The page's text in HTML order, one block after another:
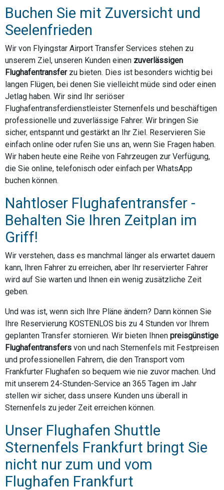
Buchen Sie mit Zuversicht und
Seelenfrieden
Wir von Flyingstar Airport Transfer Services stehen zu
unserem Ziel, unseren Kunden einen zuverlässigen
Flughafentransferzu bieten. Dies ist besonders wichtig bei
langen Flügen, bei denen Sie vielleicht müde sind oder einen
Jetlag haben. Wir sind Ihr seriöser
Flughafentransferdienstleister Sternenfels und beschäftigen
professionelle und zuverlässige Fahrer. Wir bringen Sie
sicher, entspannt und gestärkt an Ihr Ziel. Reservieren Sie
einfach online oder rufen Sie uns an, wenn Sie Fragen haben.
Wir haben heute eine Reihe von Fahrzeugen zur Verfügung,
die Sie online, telefonisch oder einfach per WhatsApp
buchen können.
Nahtloser Flughafentransfer -
Behalten Sie Ihren Zeitplan im
Griff!
Wir verstehen, dass es manchmal länger als erwartet dauern
kann, Ihren Fahrer zu erreichen, aber Ihr reservierter Fahrer
wird auf Sie warten und Ihnen ein wenig zusätzliche Zeit
geben.
Und was ist, wenn sich Ihre Pläne ändern? Dann können Sie
Ihre Reservierung KOSTENLOS bis zu 4 Stunden vor Ihrem
geplanten Transfer stornieren. Wir bieten Ihnen preisgünstige
Flughafentransfers von und nach Sternenfels mit Festpreisen
und professionellen Fahrern, die den Transport vom
Frankfurter Flughafen so bequem wie nie zuvor machen. Und
mit unserem 24-Stunden-Service an 365 Tagen im Jahr
stellen wir sicher, dass unsere Kunden uns überall in
Sternenfels zu jeder Zeit erreichen können.
Unser Flughafen Shuttle
Sternenfels Frankfurt bringt Sie
nicht nur zum und vom
Flughafen Frankfurt